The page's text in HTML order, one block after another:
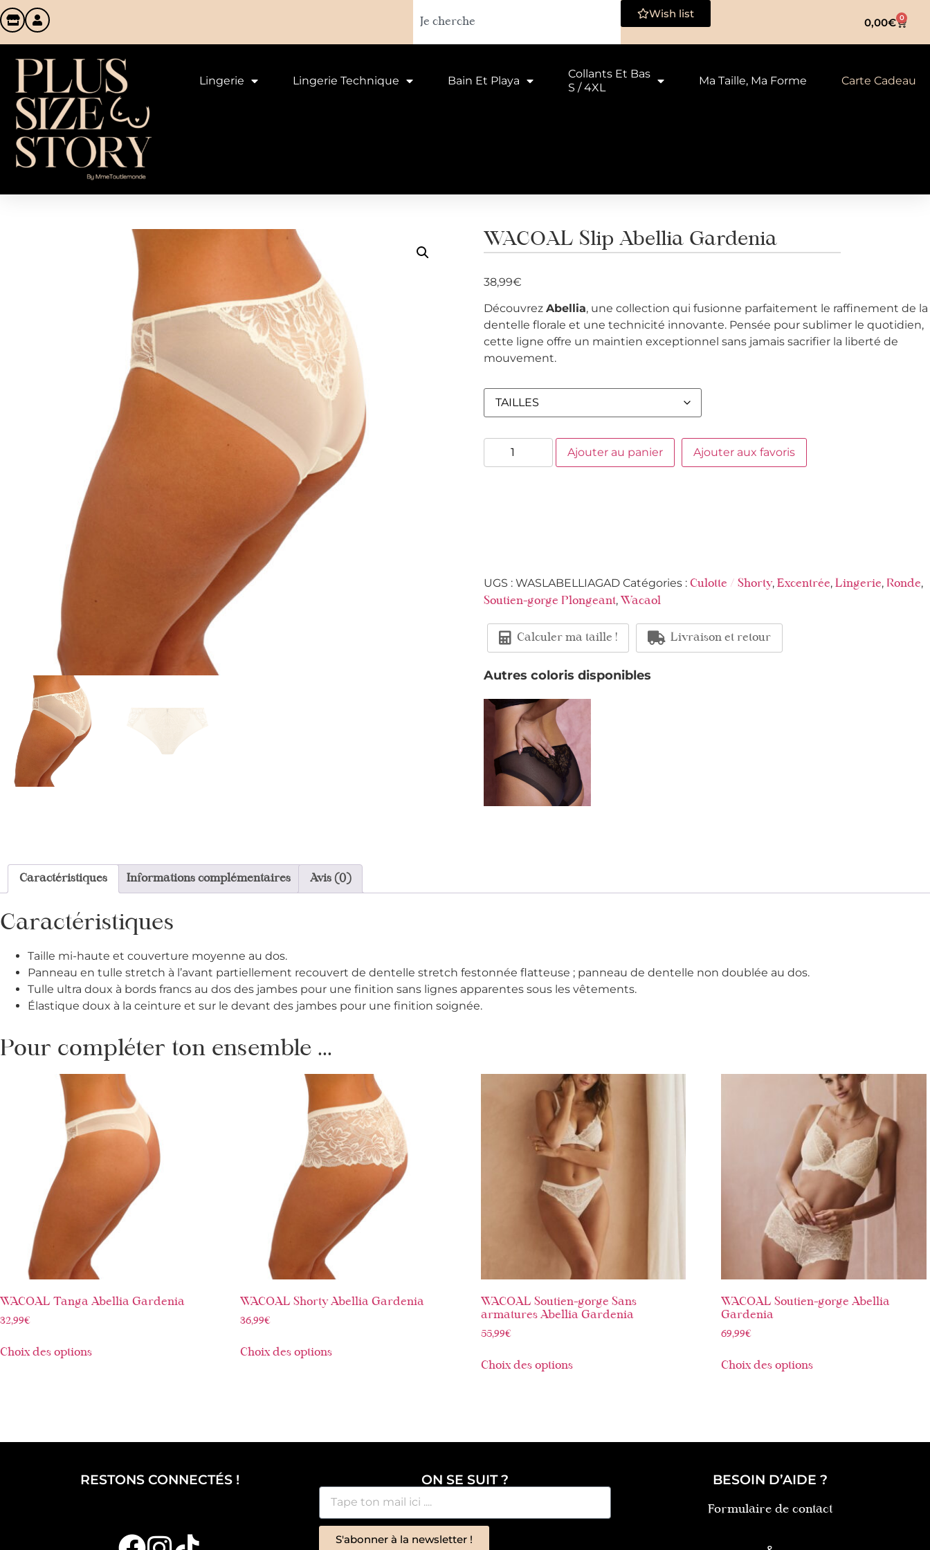
Wish list
0,00€ 0
Lingerie Lingerie Technique Bain Et Playa
Collants Et Bas
S / 4XL
Ma Taille, Ma Forme Carte Cadeau
WACOAL Slip Abellia Gardenia
38,99€
Découvrez Abellia, une collection qui fusionne parfaitement le raffinement de la
dentelle florale et une technicité innovante. Pensée pour sublimer le quotidien,
cette ligne offre un maintien exceptionnel sans jamais sacrifier la liberté de
mouvement.
Ajouter au panier Ajouter aux favoris
UGS : WASLABELLIAGAD Catégories : Culotte / Shorty, Excentrée, Lingerie, Ronde,
Soutien-gorge Plongeant, Wacaol
Calculer ma taille ! Livraison et retour
Autres coloris disponibles
Caractéristiques Informations complémentaires Avis (0)
Caractéristiques
Taille mi-haute et couverture moyenne au dos.
Panneau en tulle stretch à l’avant partiellement recouvert de dentelle stretch festonnée flatteuse ; panneau de dentelle non doublée au dos.
Tulle ultra doux à bords francs au dos des jambes pour une finition sans lignes apparentes sous les vêtements.
Élastique doux à la ceinture et sur le devant des jambes pour une finition soignée.
Pour compléter ton ensemble ...
WACOAL Tanga Abellia Gardenia
32,99€
Choix des options
WACOAL Shorty Abellia Gardenia
36,99€
Choix des options
WACOAL Soutien-gorge Sans
armatures Abellia Gardenia
55,99€
Choix des options
WACOAL Soutien-gorge Abellia
Gardenia
69,99€
Choix des options
RESTONS CONNECTÉS ! ON SE SUIT ?
S'abonner à la newsletter !
BESOIN D’AIDE ?
Formulaire de contact